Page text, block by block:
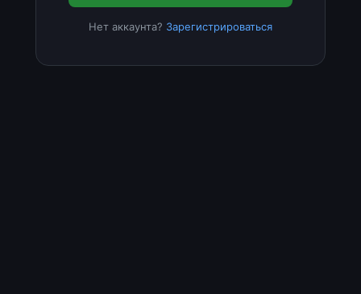
Нет аккаунта? Зарегистрироваться